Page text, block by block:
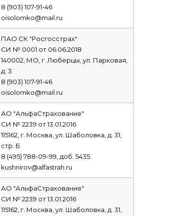
8 (903) 107-91-46
oisolomko@mail.ru
ПАО СК "Росгосстрах"
СИ № 0001 от 06.06.2018
140002, МО, г. Люберцы, ул. Парковая,
д. 3
8 (903) 107-91-46
oisolomko@mail.ru
АО "АльфаСтрахование"
СИ № 2239 от 13.01.2016
115162, г. Москва, ул. Шаболовка, д. 31,
стр. Б
8 (495) 788-09-99, доб. 5435
kushnirov@alfastrah.ru
АО "АльфаСтрахование"
СИ № 2239 от 13.01.2016
115162, г. Москва, ул. Шаболовка, д. 31,